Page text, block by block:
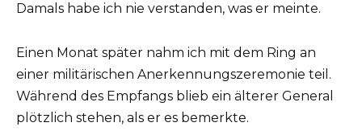
Damals habe ich nie verstanden, was er meinte.
Einen Monat später nahm ich mit dem Ring an
einer militärischen Anerkennungszeremonie teil.
Während des Empfangs blieb ein älterer General
plötzlich stehen, als er es bemerkte.